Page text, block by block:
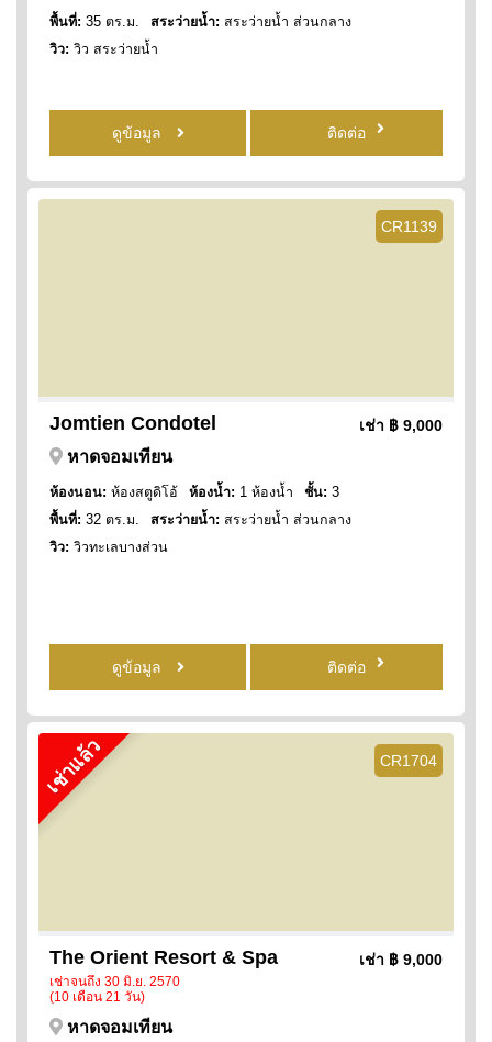
พื้นที่: 35 ตร.ม. สระว่ายน้ำ: สระว่ายน้ำ ส่วนกลาง
วิว: วิว สระว่ายน้ำ
ดูข้อมูล ติดต่อ
CR1139
Jomtien Condotel เช่า ฿ 9,000
หาดจอมเทียน
ห้องนอน: ห้องสตูดิโอ้ ห้องน้ำ: 1 ห้องน้ำ ชั้น: 3
พื้นที่: 32 ตร.ม. สระว่ายน้ำ: สระว่ายน้ำ ส่วนกลาง
วิว: วิวทะเลบางส่วน
ดูข้อมูล ติดต่อ
CR1704
เช่าแล้ว
The Orient Resort & Spa
เช่าจนถึง 30 มิ.ย. 2570
(10 เดือน 21 วัน)
เช่า ฿ 9,000
หาดจอมเทียน